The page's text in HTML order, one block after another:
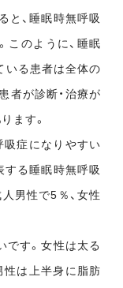
と、睡眠時無呼吸
このように、睡眠
いる患者は全体の
者が診断・治療が
ます。
吸症になりやすい
する睡眠時無呼吸
男性で5％、女性
です。女性は太る
性は上半身に脂肪